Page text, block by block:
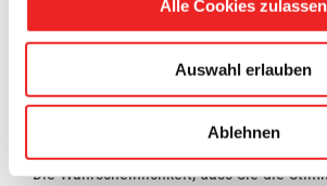
Alle Cookies zulassen
Auswahl erlauben
Ablehnen
nachhaltig in Erinnerung? Cohrs plaudert
funktionierende Diäten, lasterhaften
Heißhunger und Sport, der im
als leicht zu ertragen ist. Da ist Lachen
Die Wahrscheinlichkeit, dass Sie die